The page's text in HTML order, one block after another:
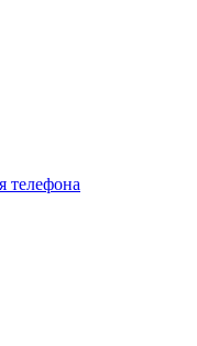
телефона